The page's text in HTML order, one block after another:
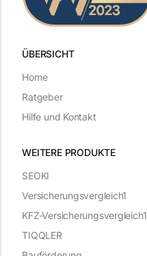
ÜBERSICHT
WEITERE PRODUKTE
SEOKI
Versicherungsvergleich1
KFZ-Versicherungsvergleich1
TIQQLER
Home
Ratgeber
Hilfe und Kontakt